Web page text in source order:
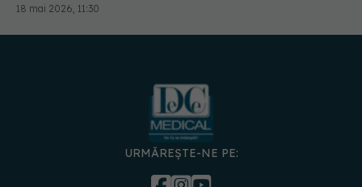
18 mai 2026, 11:30
URMĂREȘTE-NE PE: